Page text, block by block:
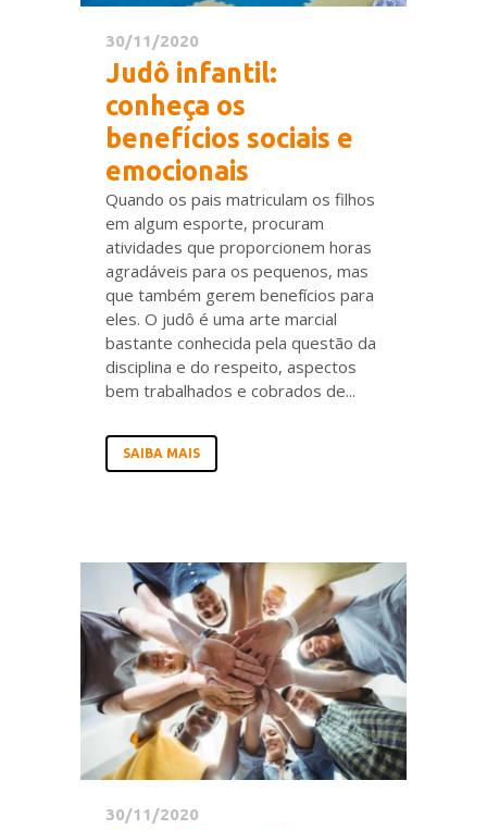
30/11/2020
Judô infantil:
conheça os
benefícios sociais e
emocionais
Quando os pais matriculam os filhos
em algum esporte, procuram
atividades que proporcionem horas
agradáveis para os pequenos, mas
que também gerem benefícios para
eles. O judô é uma arte marcial
bastante conhecida pela questão da
disciplina e do respeito, aspectos
bem trabalhados e cobrados de...
SAIBA MAIS
30/11/2020